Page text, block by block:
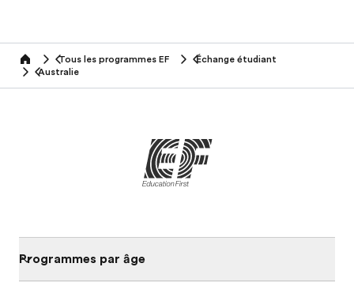
home Tous les programmes EF
Échange étudiant
Australie
Programmes par âge